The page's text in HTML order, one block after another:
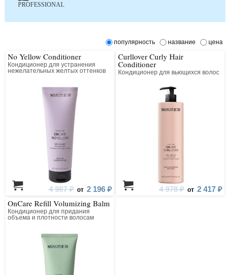
PROFESSIONAL
популярность название цена
No Yellow Conditioner
Кондиционер для устранения
нежелательных желтых оттенков
4 987 ₽ от 2 196 ₽
Curllover Curly Hair
Conditioner
Кондиционер для вьющихся волос
4 978 ₽ от 2 417 ₽
OnCare Refill Volumizing Balm
Кондиционер для придания
объема и плотности волосам